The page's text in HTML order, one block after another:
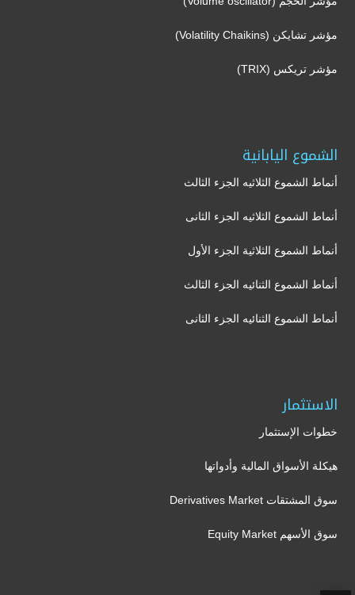
مؤشر تشايكن (Volatility Chaikins)
مؤشر تريكس (TRIX)
الشموع اليابانية
أنماط الشموع الثلاثيه الجزء الثالث
أنماط الشموع الثلاثيه الجزء الثانى
أنماط الشموع الثلاثية الجزء الأول
أنماط الشموع الثنائيه الجزء الثالث
أنماط الشموع الثنائيه الجزء الثانى
الاستثمار
خطوات الإستثمار
هيكلة الأسواق المالية وأدواتها
سوق المشتقات Derivatives Market
سوق الأسهم Equity Market